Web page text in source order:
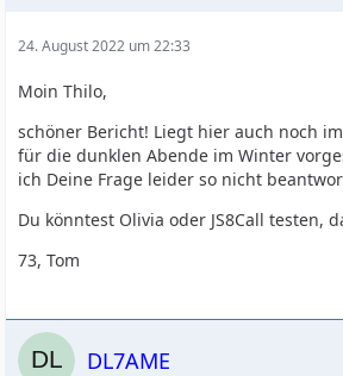
24. August 2022 um 22:33
Moin Thilo,
schöner Bericht! Liegt hier auch noch
für die dunklen Abende im Winter
ich Deine Frage leider so nicht
Du könntest Olivia oder JS8Call testen,
73, Tom
DL7AME